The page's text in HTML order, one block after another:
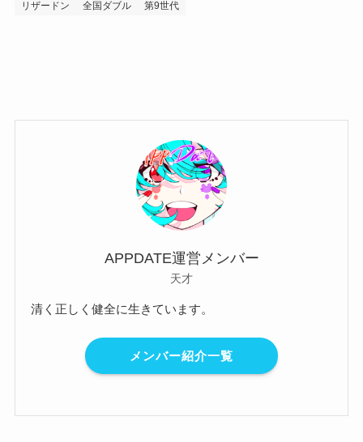
リザードン
全国ダブル 第9世代
APPDATE運営メンバー
天才
清く正しく健全に生きています。
メンバー紹介一覧